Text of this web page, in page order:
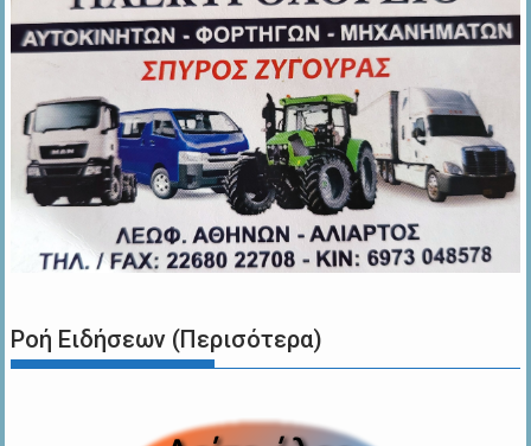
Ροή Ειδήσεων (Περισότερα)